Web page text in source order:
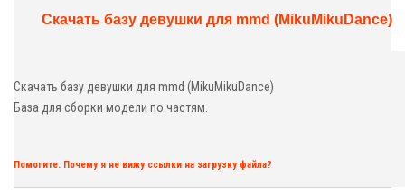
Скачать базу девушки для mmd (MikuMikuDance)
Скачать базу девушки для mmd (MikuMikuDance)
База для сборки модели по частям.
Помогите. Почему я не вижу ссылки на загрузку файла?